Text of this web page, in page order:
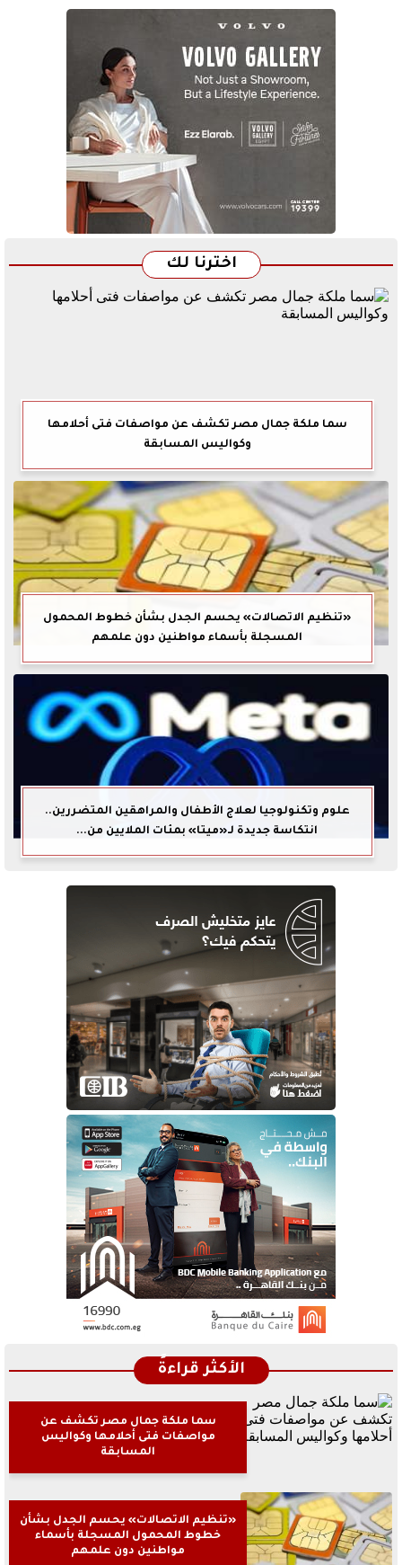
اخترنا لك
سما ملكة جمال مصر تكشف عن مواصفات فتى أحلامها
وكواليس المسابقة
«تنظيم الاتصالات» يحسم الجدل بشأن خطوط المحمول
المسجلة بأسماء مواطنين دون علمهم
علوم وتكنولوجيا لعلاج الأطفال والمراهقين المتضررين..
انتكاسة جديدة لـ«ميتا» بمئات الملايين من...
الأكثر قراءةً
سما ملكة جمال مصر تكشف عن
مواصفات فتى أحلامها وكواليس
المسابقة
«تنظيم الاتصالات» يحسم الجدل بشأن
خطوط المحمول المسجلة بأسماء
مواطنين دون علمهم